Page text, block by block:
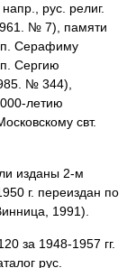
рус. религ.
№ 7), памяти
Серафиму
Сергию
№ 344),
летию
свт.
изданы 2-м
г. переиздан по
1991).
за 1948-1957 гг.
рус.